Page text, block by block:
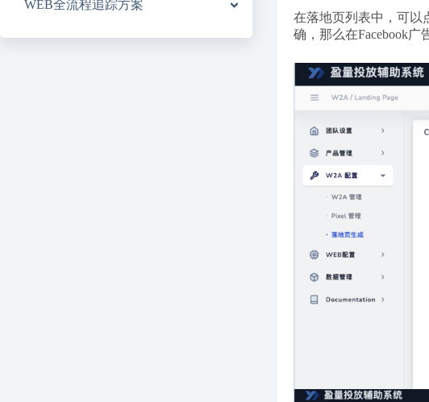
WEB全流程追踪方案
在落地页列表中，可以
确，那么在Facebook广